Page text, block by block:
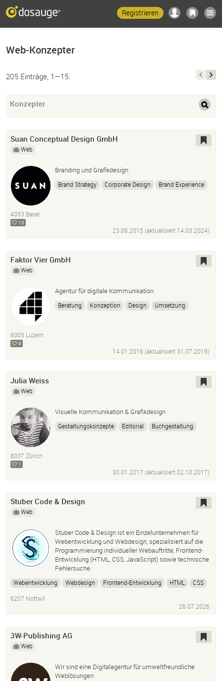
Registrieren
Web-Konzepter
205 Einträge, 1—15:
Konzepter
Suan Conceptual Design GmbH
Web
Branding und Grafikdesign
Brand Strategy Corporate Design
Brand Experience
4053 Basel
13
23.06.2015 (aktualisiert 14.03.2024)
Faktor Vier GmbH
Web
Agentur für digitale Kommunikation
Beratung Konzeption Design
Umsetzung
HTML5 CSS3
6005 Luzern
9
14.01.2016 (aktualisiert 31.07.2019)
Julia Weiss
Web
Visuelle Kommunikation & Grafikdesign
Gestaltungskonzepte Editorial
Buchgestaltung
8037 Zürich
1
30.01.2017 (aktualisiert02.10.2017)
Stuber Code & Design
Web
Stuber Code & Design ist ein Einzelunternehmen für
Webentwicklung und Webdesign, spezialisiert auf die
Programmierung individueller Webauftritte, Frontend-
Entwicklung (HTML, CSS, JavaScript) sowie technische
Fehlersuche.
Webentwicklung Webdesign Frontend-Entwicklung HTML
CSS
JavaScript
6207 Nottwil
26.07.2026
3W-Publishing AG
Web
Wir sind eine Digitalagentur für umweltfreundliche
Weblösungen